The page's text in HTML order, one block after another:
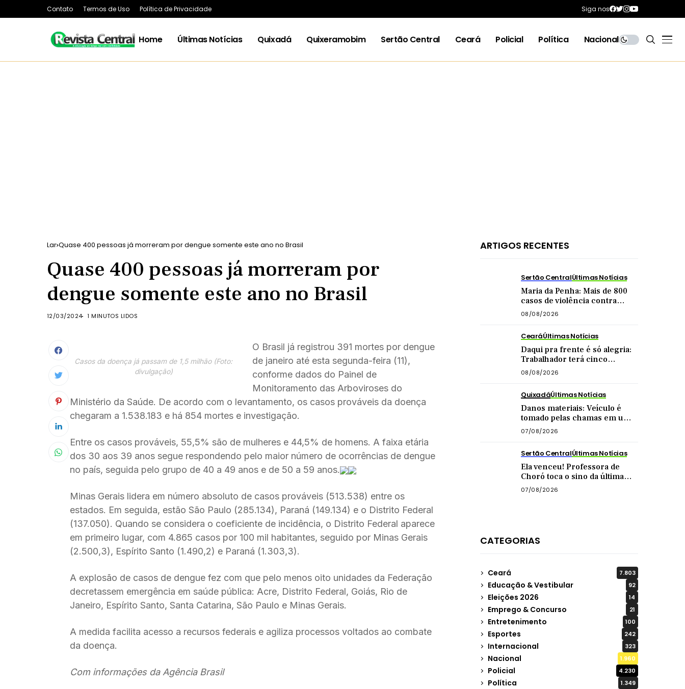
Contato Termos de Uso Política de Privacidade Siga nos
Home Últimas Notícias Quixadá Quixeramobim Sertão Central Ceará Policial Política Nacional
Lar Quase 400 pessoas já morreram por dengue somente este ano no Brasil
Quase 400 pessoas já morreram por
dengue somente este ano no Brasil
12/03/2024 1 MINUTOS LIDOS
Casos da doença já passam de 1,5 milhão (Foto:
divulgação)
O Brasil já registrou 391 mortes por dengue
de janeiro até esta segunda-feira (11),
conforme dados do Painel de
Monitoramento das Arboviroses do
Ministério da Saúde. De acordo com o levantamento, os casos prováveis da doença
chegaram a 1.538.183 e há 854 mortes e investigação.
Entre os casos prováveis, 55,5% são de mulheres e 44,5% de homens. A faixa etária
dos 30 aos 39 anos segue respondendo pelo maior número de ocorrências de dengue
no país, seguida pelo grupo de 40 a 49 anos e de 50 a 59 anos.
Minas Gerais lidera em número absoluto de casos prováveis (513.538) entre os
estados. Em seguida, estão São Paulo (285.134), Paraná (149.134) e o Distrito Federal
(137.050). Quando se considera o coeficiente de incidência, o Distrito Federal aparece
em primeiro lugar, com 4.865 casos por 100 mil habitantes, seguido por Minas Gerais
(2.500,3), Espírito Santo (1.490,2) e Paraná (1.303,3).
A explosão de casos de dengue fez com que pelo menos oito unidades da Federação
decretassem emergência em saúde pública: Acre, Distrito Federal, Goiás, Rio de
Janeiro, Espírito Santo, Santa Catarina, São Paulo e Minas Gerais.
A medida facilita acesso a recursos federais e agiliza processos voltados ao combate
da doença.
Com informações da Agência Brasil
ARTIGOS RECENTES
Sertão CentralÚltimas Notícias
Maria da Penha: Mais de 800
casos de violência contra
mulher foram registrados no
Sertão Central este ano
08/08/2026
CearáÚltimas Notícias
Daqui pra frente é só alegria:
Trabalhador terá cinco
feriadões até o final do ano
08/08/2026
QuixadáÚltimas Notícias
Danos materiais: Veículo é
tomado pelas chamas em uma
das principais vias de Quixadá
07/08/2026
Sertão CentralÚltimas Notícias
Ela venceu! Professora de
Choró toca o sino da última
quimioterapia e é recebida
com carreata
07/08/2026
CATEGORIAS
Ceará 7.803
Educação & Vestibular 92
Eleições 2026 14
Emprego & Concurso 21
Entretenimento 100
Esportes 242
Internacional 323
Nacional 1.960
Policial 4.230
Política 1.349